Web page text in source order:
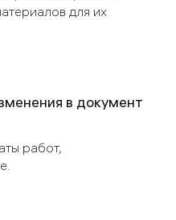
для их
в документ
работ,